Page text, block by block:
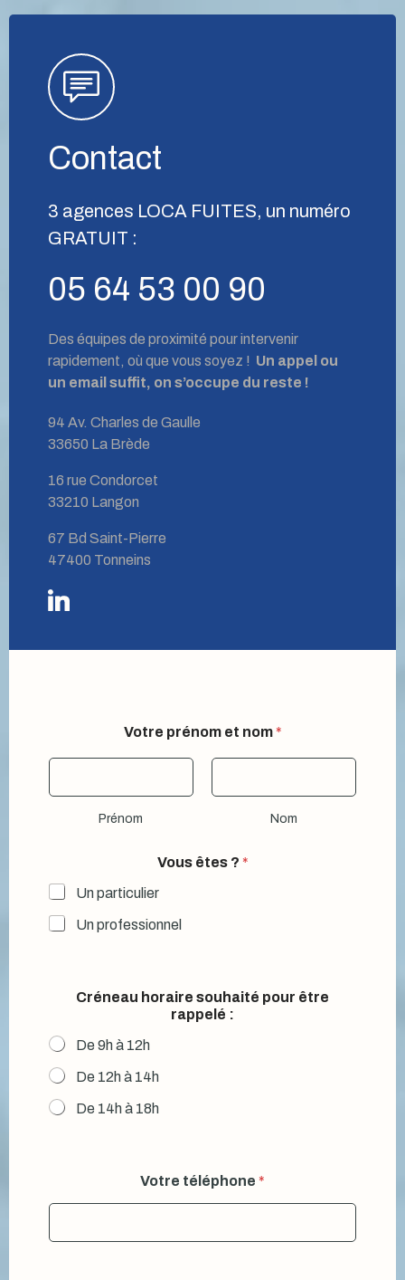
Contact
3 agences LOCA FUITES, un numéro
GRATUIT :
05 64 53 00 90
Des équipes de proximité pour intervenir
rapidement, où que vous soyez ! Un appel ou
un email suffit, on s’occupe du reste !
94 Av. Charles de Gaulle
33650 La Brède
16 rue Condorcet
33210 Langon
67 Bd Saint-Pierre
47400 Tonneins
Votre prénom et nom *
Prénom Nom
t
*
Vous êtes ? *
Un particulier
Un professionnel
Créneau horaire souhaité pour être
rappelé :
De 9h à 12h
De 12h à 14h
De 14h à 18h
Votre téléphone *